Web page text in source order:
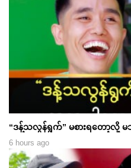
“ဒန့်သလွန်ရွက်” မစားရတော့လို့ မ
6 hours ago